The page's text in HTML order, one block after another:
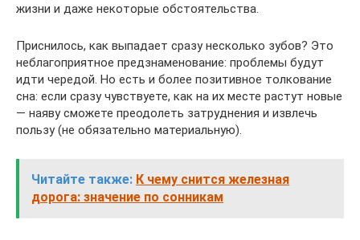
жизни и даже некоторые обстоятельства.
Приснилось, как выпадает сразу несколько зубов? Это
неблагоприятное предзнаменование: проблемы будут
идти чередой. Но есть и более позитивное толкование
сна: если сразу чувствуете, как на их месте растут новые
— наяву сможете преодолеть затруднения и извлечь
пользу (не обязательно материальную).
Читайте также: К чему снится железная
дорога: значение по сонникам